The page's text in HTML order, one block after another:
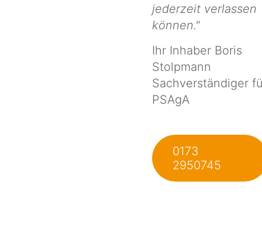
jederzeit verlassen
können."
Ihr Inhaber Boris
Stolpmann
Sachverständiger
PSAgA
0173
2950745